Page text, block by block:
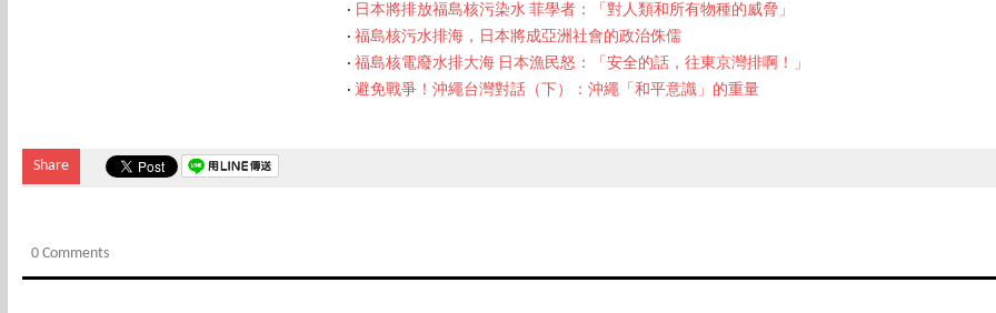
‧ 日本將排放福島核污染水 菲學者：「對人類和所有物種的威脅」
‧ 福島核污水排海，日本將成亞洲社會的政治侏儒
‧ 福島核電廢水排大海 日本漁民怒：「安全的話，往東京灣排啊！」
‧ 避免戰爭！沖繩台灣對話（下）：沖繩「和平意識」的重量
Share
0 Comments